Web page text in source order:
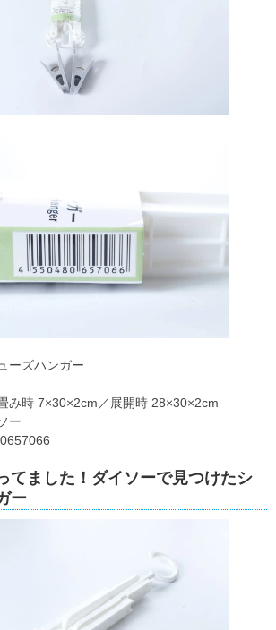
ーズハンガー
み時 7×30×2cm／展開時 28×30×2cm
ー
てました！ダイソーで見つけたシ
ー